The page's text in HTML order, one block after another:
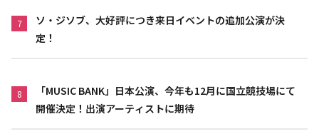
7
ソ・ジソブ、大好評につき来日イベントの追加公演が決
定！
8
「MUSIC BANK」日本公演、今年も12月に国立競技場にて
開催決定！出演アーティストに期待